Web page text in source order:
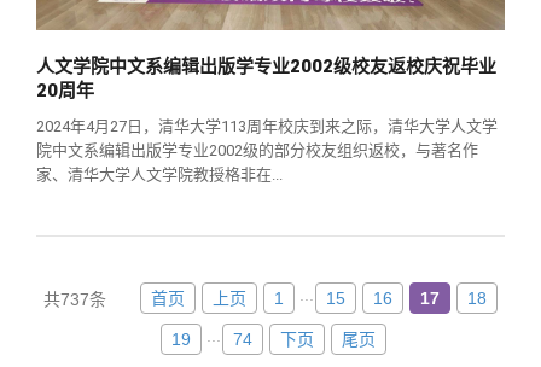
人文学院中文系编辑出版学专业2002级校友返校庆祝毕业
20周年
2024年4月27日，清华大学113周年校庆到来之际，清华大学人文学
院中文系编辑出版学专业2002级的部分校友组织返校，与著名作
家、清华大学人文学院教授格非在...
共737条 首页 上页 1 15 16 17 18
19 74 下页 尾页